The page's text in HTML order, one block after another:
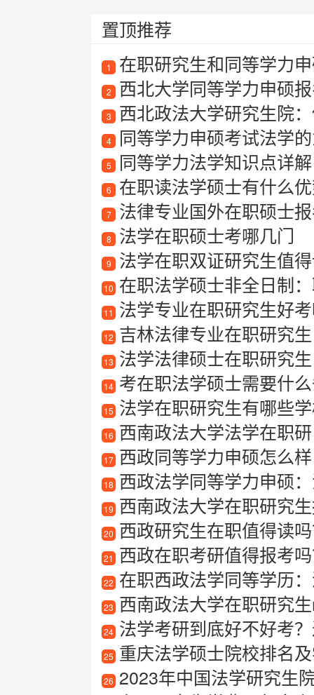
置顶推荐
1 在职研究生和同等学力
2 西北大学同等学力申硕
3 西北政法大学研究生院
4 同等学力申硕考试法学
5 同等学力法学知识点详
6 在职读法学硕士有什么
7 法律专业国外在职硕士
8 法学在职硕士考哪几门
9 法学在职双证研究生值
10 在职法学硕士非全日制
11 法学专业在职研究生好
12 吉林法律专业在职研究生
13 法学法律硕士在职研究生
14 考在职法学硕士需要什
15 法学在职研究生有哪些
16 西南政法大学法学在职研
17 西政同等学力申硕怎么样
18 西政法学同等学力申硕
19 西南政法大学在职研究生报考
20 西政研究生在职值得读
21 西政在职考研值得报考
22 在职西政法学同等学历
23 西南政法大学在职研究
24 法学考研到底好不好考
25 重庆法学硕士院校排名
26 2023年中国法学研究生院校